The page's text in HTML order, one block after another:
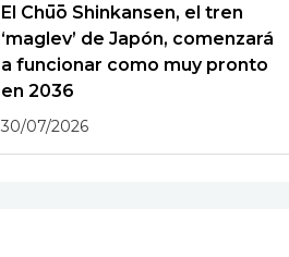
El Chūō Shinkansen, el tren
‘maglev’ de Japón, comenzará
a funcionar como muy pronto
en 2036
30/07/2026